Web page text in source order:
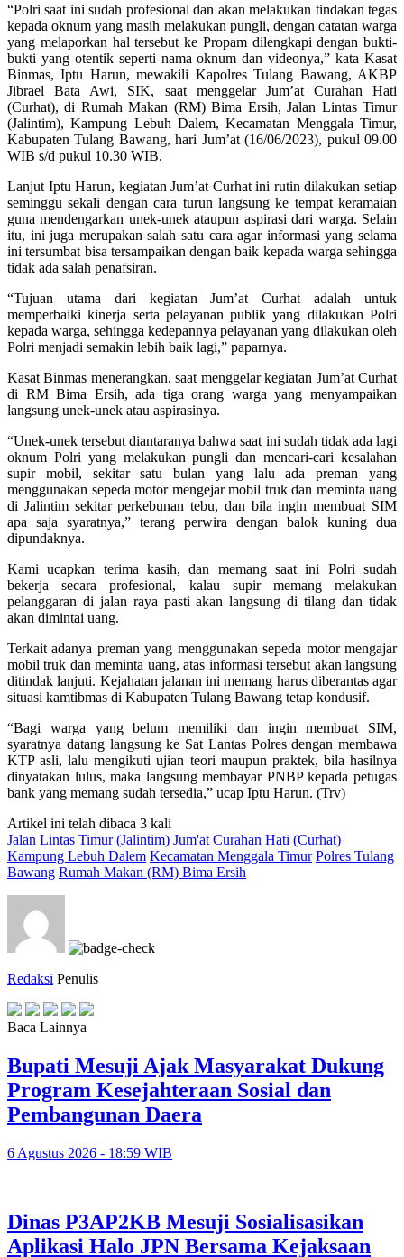
“Polri saat ini sudah profesional dan akan melakukan tindakan tegas
kepada oknum yang masih melakukan pungli, dengan catatan warga
yang melaporkan hal tersebut ke Propam dilengkapi dengan bukti-
bukti yang otentik seperti nama oknum dan videonya,” kata Kasat
Binmas, Iptu Harun, mewakili Kapolres Tulang Bawang, AKBP
Jibrael Bata Awi, SIK, saat menggelar Jum’at Curahan Hati
(Curhat), di Rumah Makan (RM) Bima Ersih, Jalan Lintas Timur
(Jalintim), Kampung Lebuh Dalem, Kecamatan Menggala Timur,
Kabupaten Tulang Bawang, hari Jum’at (16/06/2023), pukul 09.00
WIB s/d pukul 10.30 WIB.
Lanjut Iptu Harun, kegiatan Jum’at Curhat ini rutin dilakukan setiap
seminggu sekali dengan cara turun langsung ke tempat keramaian
guna mendengarkan unek-unek ataupun aspirasi dari warga. Selain
itu, ini juga merupakan salah satu cara agar informasi yang selama
ini tersumbat bisa tersampaikan dengan baik kepada warga sehingga
tidak ada salah penafsiran.
“Tujuan utama dari kegiatan Jum’at Curhat adalah untuk
memperbaiki kinerja serta pelayanan publik yang dilakukan Polri
kepada warga, sehingga kedepannya pelayanan yang dilakukan oleh
Polri menjadi semakin lebih baik lagi,” paparnya.
Kasat Binmas menerangkan, saat menggelar kegiatan Jum’at Curhat
di RM Bima Ersih, ada tiga orang warga yang menyampaikan
langsung unek-unek atau aspirasinya.
“Unek-unek tersebut diantaranya bahwa saat ini sudah tidak ada lagi
oknum Polri yang melakukan pungli dan mencari-cari kesalahan
supir mobil, sekitar satu bulan yang lalu ada preman yang
menggunakan sepeda motor mengejar mobil truk dan meminta uang
di Jalintim sekitar perkebunan tebu, dan bila ingin membuat SIM
apa saja syaratnya,” terang perwira dengan balok kuning dua
dipundaknya.
Kami ucapkan terima kasih, dan memang saat ini Polri sudah
bekerja secara profesional, kalau supir memang melakukan
pelanggaran di jalan raya pasti akan langsung di tilang dan tidak
akan dimintai uang.
Terkait adanya preman yang menggunakan sepeda motor mengajar
mobil truk dan meminta uang, atas informasi tersebut akan langsung
ditindak lanjuti. Kejahatan jalanan ini memang harus diberantas agar
situasi kamtibmas di Kabupaten Tulang Bawang tetap kondusif.
“Bagi warga yang belum memiliki dan ingin membuat SIM,
syaratnya datang langsung ke Sat Lantas Polres dengan membawa
KTP asli, lalu mengikuti ujian teori maupun praktek, bila hasilnya
dinyatakan lulus, maka langsung membayar PNBP kepada petugas
bank yang memang sudah tersedia,” ucap Iptu Harun. (Trv)
Artikel ini telah dibaca 3 kali
Jalan Lintas Timur (Jalintim) Jum'at Curahan Hati (Curhat)
Kampung Lebuh Dalem Kecamatan Menggala Timur Polres Tulang
Bawang Rumah Makan (RM) Bima Ersih
Redaksi Penulis
Baca Lainnya
Bupati Mesuji Ajak Masyarakat Dukung
Program Kesejahteraan Sosial dan
Pembangunan Daera
6 Agustus 2026 - 18:59 WIB
Dinas P3AP2KB Mesuji Sosialisasikan
Aplikasi Halo JPN Bersama Kejaksaan